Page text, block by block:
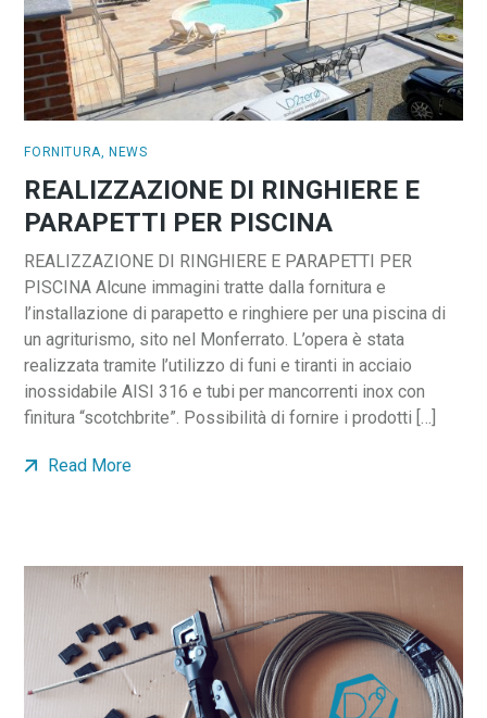
FORNITURA, NEWS
REALIZZAZIONE DI RINGHIERE E
PARAPETTI PER PISCINA
REALIZZAZIONE DI RINGHIERE E PARAPETTI PER
PISCINA Alcune immagini tratte dalla fornitura e
l’installazione di parapetto e ringhiere per una piscina di
un agriturismo, sito nel Monferrato. L’opera è stata
realizzata tramite l’utilizzo di funi e tiranti in acciaio
inossidabile AISI 316 e tubi per mancorrenti inox con
finitura “scotchbrite”. Possibilità di fornire i prodotti […]
Read More